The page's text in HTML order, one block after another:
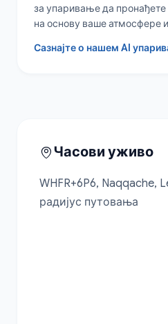
за упаривање да
на основу ваше атмосфере
Сазнајте о нашем AI
Часови уживо
WHFR+6P6, Naqqache,
радијус путовања